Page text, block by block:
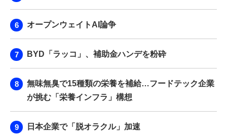
オープンウェイトAI論争
BYD「ラッコ」、補助金ハンデを粉砕
無味無臭で15種類の栄養を補給…フードテック企業
が挑む「栄養インフラ」構想
日本企業で「脱オラクル」加速